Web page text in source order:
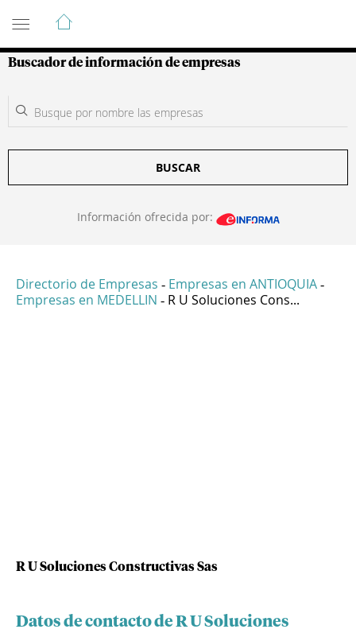
Guía de Empresas Colombianas
Buscador de información de empresas
BUSCAR
Información ofrecida por:
Directorio de Empresas - Empresas en ANTIOQUIA -
Empresas en MEDELLIN - R U Soluciones Cons...
R U Soluciones Constructivas Sas
Datos de contacto de R U Soluciones